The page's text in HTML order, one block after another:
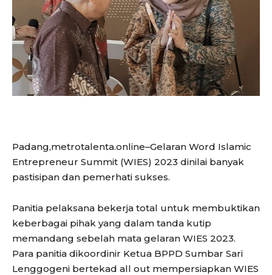
Padang,metrotalenta.online–Gelaran Word Islamic
Entrepreneur Summit (WIES) 2023 dinilai banyak
pastisipan dan pemerhati sukses.
Panitia pelaksana bekerja total untuk membuktikan
keberbagai pihak yang dalam tanda kutip
memandang sebelah mata gelaran WIES 2023.
Para panitia dikoordinir Ketua BPPD Sumbar Sari
Lenggogeni bertekad all out mempersiapkan WIES